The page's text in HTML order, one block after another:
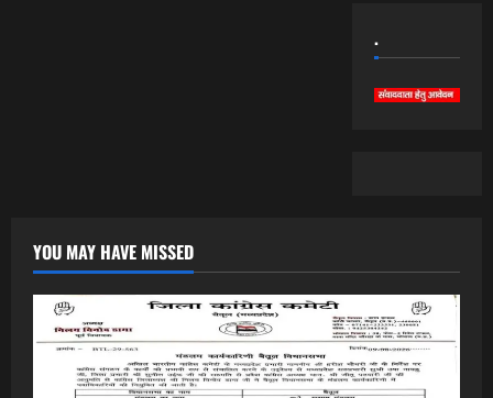
.
YOU MAY HAVE MISSED